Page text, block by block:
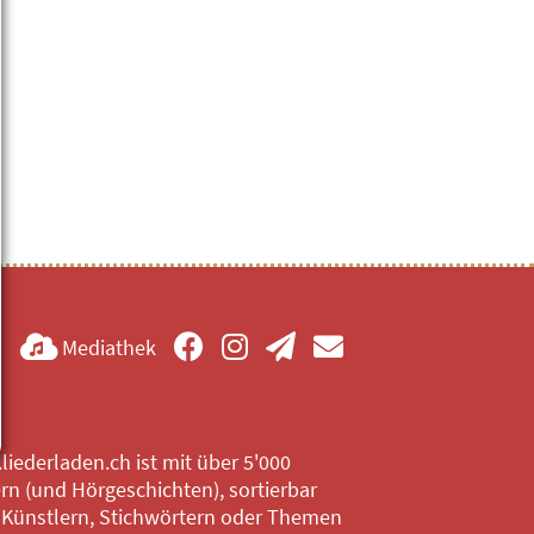
Mediathek
ist mit über 5'000
(und Hörgeschichten), sortierbar
Stichwörtern oder Themen